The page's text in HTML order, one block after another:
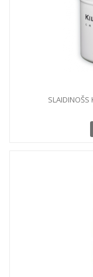
SLAIDINOŠS